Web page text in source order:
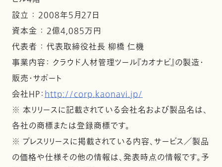
設立 ： 2008年5月27日
資本金 ： 2億4,085万円
代表者 ： 代表取締役社長 柳橋 仁機
事業内容： クラウド人材管理ツール『カオナビ』の製造・
販売・サポート
会社HP：http://corp.kaonavi.jp/
※ 本リリースに記載されている会社名および製品名は、
各社の商標または登録商標です。
※ プレスリリースに掲載されている内容、サービス／製品
の価格や仕様その他の情報は、発表時点の情報です。予